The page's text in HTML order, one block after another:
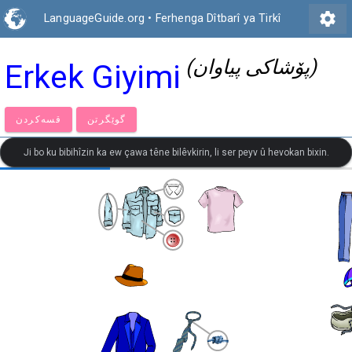
LanguageGuide.org • Ferhenga Dîtbarî ya Tirkî settings
Erkek Giyimi (پۆشاکی پیاوان)
قسەكردن گوێگرتن
Ji bo ku bibihîzin ka ew çawa têne bilêvkirin, li ser peyv û hevokan bixin.